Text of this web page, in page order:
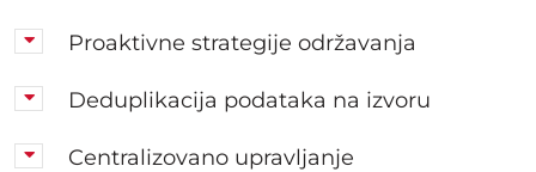
Proaktivne strategije održavanja
Deduplikacija podataka na izvoru
Centralizovano upravljanje